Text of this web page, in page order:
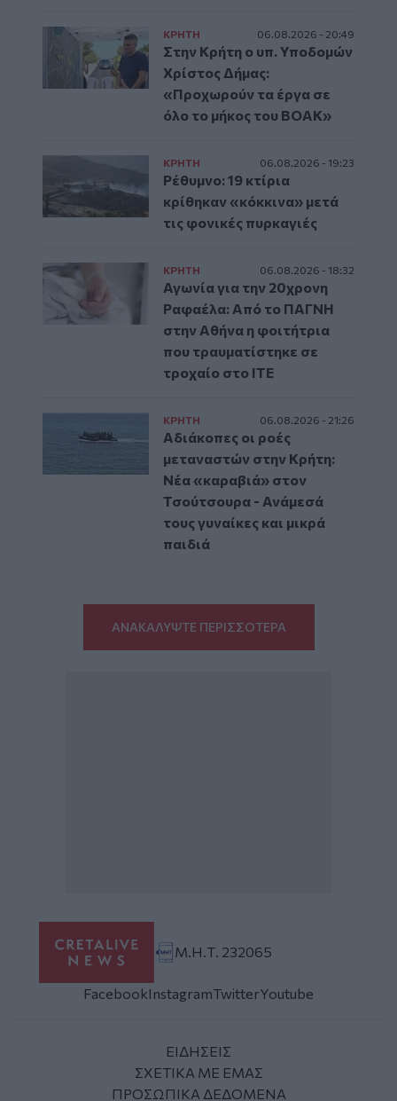
ΚΡΗΤΗ 06.08.2026 - 20:49
Στην Κρήτη ο υπ. Υποδομών
Χρίστος Δήμας:
«Προχωρούν τα έργα σε
όλο το μήκος του ΒΟΑΚ»
ΚΡΗΤΗ 06.08.2026 - 19:23
Ρέθυμνο: 19 κτίρια
κρίθηκαν «κόκκινα» μετά
τις φονικές πυρκαγιές
ΚΡΗΤΗ 06.08.2026 - 18:32
Αγωνία για την 20χρονη
Ραφαέλα: Από το ΠΑΓΝΗ
στην Αθήνα η φοιτήτρια
που τραυματίστηκε σε
τροχαίο στο ΙΤΕ
ΚΡΗΤΗ 06.08.2026 - 21:26
Αδιάκοπες οι ροές
μεταναστών στην Κρήτη:
Νέα «καραβιά» στον
Τσούτσουρα - Ανάμεσά
τους γυναίκες και μικρά
παιδιά
ΑΝΑΚΑΛΥΨΤΕ ΠΕΡΙΣΣΟΤΕΡΑ
Μ.Η.Τ. 232065
FacebookInstagramTwitterYoutube
ΕΙΔΗΣΕΙΣ
ΣΧΕΤΙΚΑ ΜΕ ΕΜΑΣ
ΠΡΟΣΩΠΙΚΑ ΔΕΔΟΜΕΝΑ